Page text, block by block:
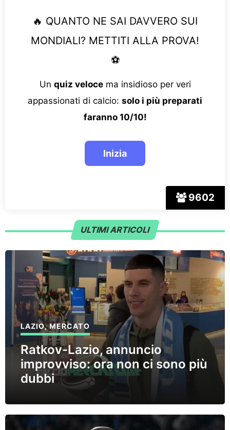
9602
🔥 QUANTO NE SAI DAVVERO SUI
MONDIALI? METTITI ALLA PROVA!
⚽
Un quiz velocema insidioso per veri
appassionati di calcio: solo i più preparati
faranno 10/10!
ULTIMI ARTICOLI
LAZIO,MERCATO
Ratkov-Lazio, annuncio
improvviso: ora non ci sono più
dubbi